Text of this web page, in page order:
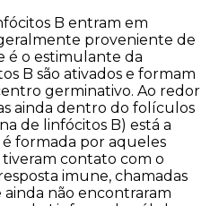
B entram em
proveniente de
é o estimulante da
B são ativados e formam
germinativo. Ao redor
ainda dentro do folículos
de linfócitos B) está a
formada por aqueles
tiveram contato com o
imune, chamadas
não encontraram